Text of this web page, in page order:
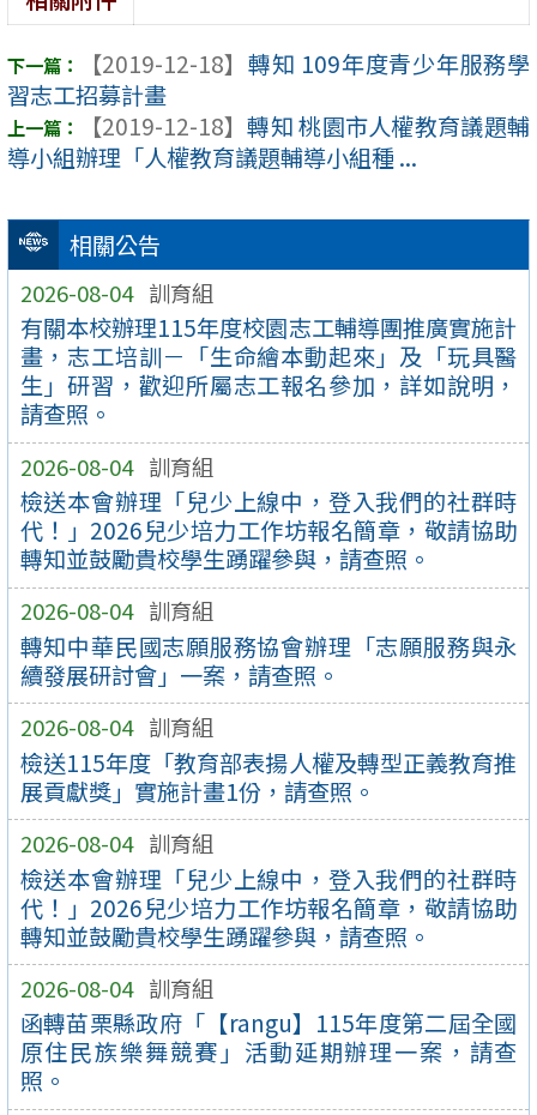
相關公告
2026-08-04 訓育組
有關本校辦理115年度校園志工輔導團推廣實施計
畫，志工培訓－「生命繪本動起來」及「玩具醫
生」研習，歡迎所屬志工報名參加，詳如說明，
請查照。
2026-08-04 訓育組
檢送本會辦理「兒少上線中，登入我們的社群時
代！」2026兒少培力工作坊報名簡章，敬請協助
轉知並鼓勵貴校學生踴躍參與，請查照。
2026-08-04 訓育組
轉知中華民國志願服務協會辦理「志願服務與永
續發展研討會」一案，請查照。
2026-08-04 訓育組
檢送115年度「教育部表揚人權及轉型正義教育推
展貢獻獎」實施計畫1份，請查照。
2026-08-04 訓育組
檢送本會辦理「兒少上線中，登入我們的社群時
代！」2026兒少培力工作坊報名簡章，敬請協助
轉知並鼓勵貴校學生踴躍參與，請查照。
2026-08-04 訓育組
函轉苗栗縣政府「【rangu】115年度第二屆全國
原住民族樂舞競賽」活動延期辦理一案，請查
照。
【2019-12-18】 轉知 109年度青少年服務學
習志工招募計畫
【2019-12-18】 轉知 桃園市人權教育議題輔
導小組辦理「人權教育議題輔導小組種 ...